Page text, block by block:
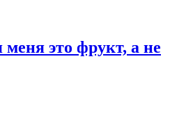
это фрукт, а не